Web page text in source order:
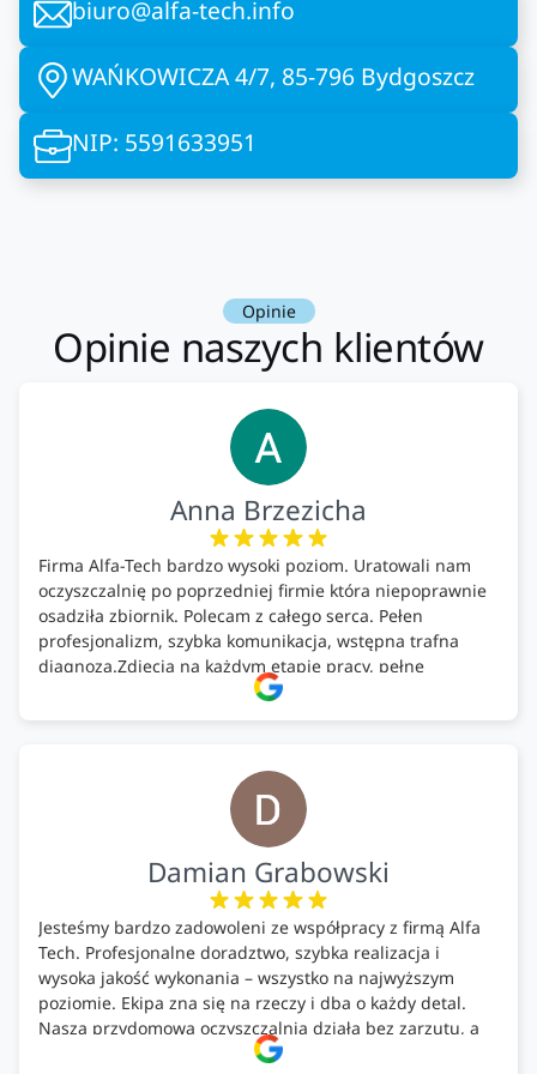
biuro@alfa-tech.info
WAŃKOWICZA 4/7, 85-796 Bydgoszcz
NIP: 5591633951
Opinie
Opinie naszych klientów
Anna Brzezicha
Firma Alfa-Tech bardzo wysoki poziom. Uratowali nam
oczyszczalnię po poprzedniej firmie która niepoprawnie
osadziła zbiornik. Polecam z całego serca. Pełen
profesjonalizm, szybka komunikacja, wstępna trafna
diagnoza.Zdjęcia na każdym etapie pracy, pełne
doradztwo.Dobrze wyszkoleni i znający się na rzeczy.
Podsumowując ekipa na wysokim poziomie, rzetelna.
Damian Grabowski
Jesteśmy bardzo zadowoleni ze współpracy z firmą Alfa
Tech. Profesjonalne doradztwo, szybka realizacja i
wysoka jakość wykonania – wszystko na najwyższym
poziomie. Ekipa zna się na rzeczy i dba o każdy detal.
Nasza przydomowa oczyszczalnia działa bez zarzutu, a
całość została wykonana zgodnie z terminem i